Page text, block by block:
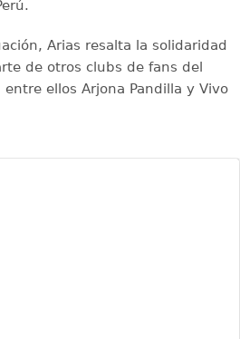
Arias resalta la solidaridad
de otros clubs de fans del
ellos Arjona Pandilla y Vivo